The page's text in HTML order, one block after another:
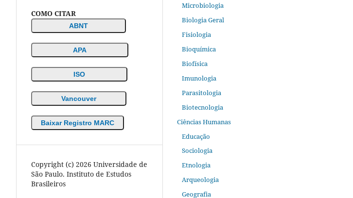
COMO CITAR
ABNT
APA
ISO
Vancouver
Baixar Registro MARC
Copyright (c) 2026 Universidade de
São Paulo. Instituto de Estudos
Brasileiros
Microbiologia
Biologia Geral
Fisiologia
Bioquímica
Biofísica
Imunologia
Parasitologia
Biotecnologia
Ciências Humanas
Educação
Sociologia
Etnologia
Arqueologia
Geografia